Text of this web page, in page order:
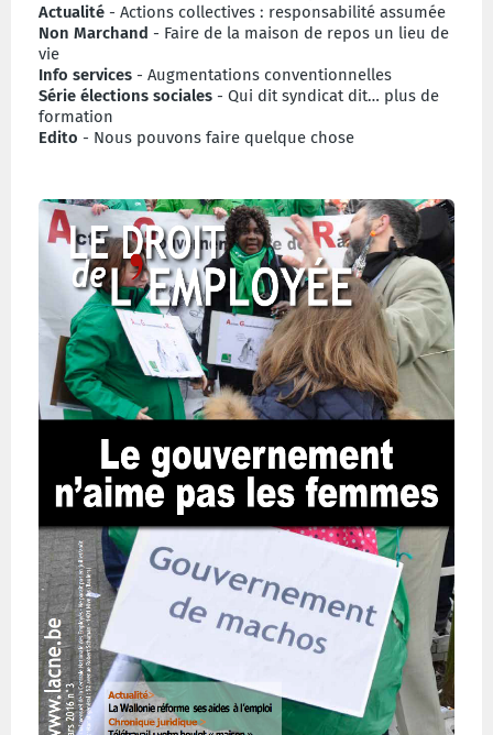
Actualité - Actions collectives : responsabilité assumée
Non Marchand - Faire de la maison de repos un lieu de
vie
Info services - Augmentations conventionnelles
Série élections sociales - Qui dit syndicat dit… plus de
formation
Edito - Nous pouvons faire quelque chose